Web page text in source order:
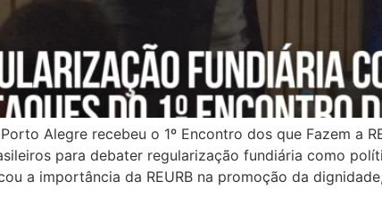
Alegre recebeu o 1º Encontro dos que Fazem a
para debater regularização fundiária como
a importância da REURB na promoção da